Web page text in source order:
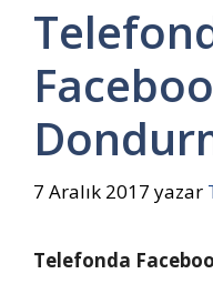
7 Aralık 2017 yazar
Telefonda